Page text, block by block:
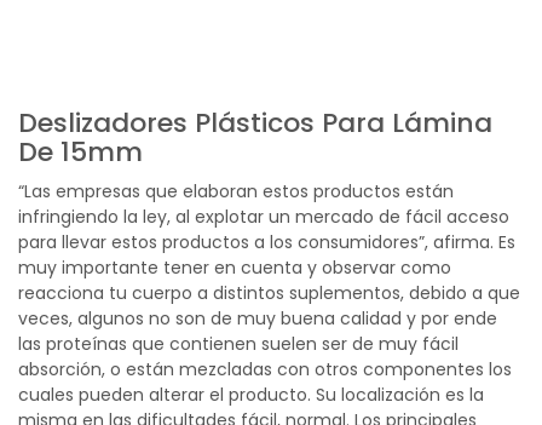
Deslizadores Plásticos Para Lámina
De 15mm
“Las empresas que elaboran estos productos están
infringiendo la ley, al explotar un mercado de fácil acceso
para llevar estos productos a los consumidores”, afirma. Es
muy importante tener en cuenta y observar como
reacciona tu cuerpo a distintos suplementos, debido a que
veces, algunos no son de muy buena calidad y por ende
las proteínas que contienen suelen ser de muy fácil
absorción, o están mezcladas con otros componentes los
cuales pueden alterar el producto. Su localización es la
misma en las dificultades fácil, normal. Los principales